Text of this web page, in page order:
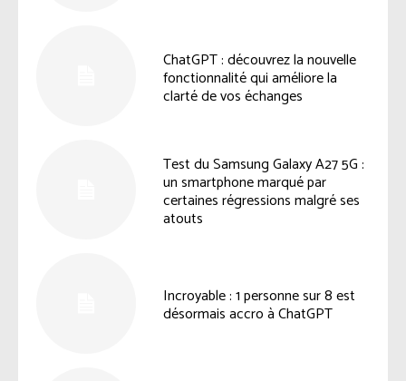
ChatGPT : découvrez la nouvelle
fonctionnalité qui améliore la
clarté de vos échanges
Test du Samsung Galaxy A27 5G :
un smartphone marqué par
certaines régressions malgré ses
atouts
Incroyable : 1 personne sur 8 est
désormais accro à ChatGPT